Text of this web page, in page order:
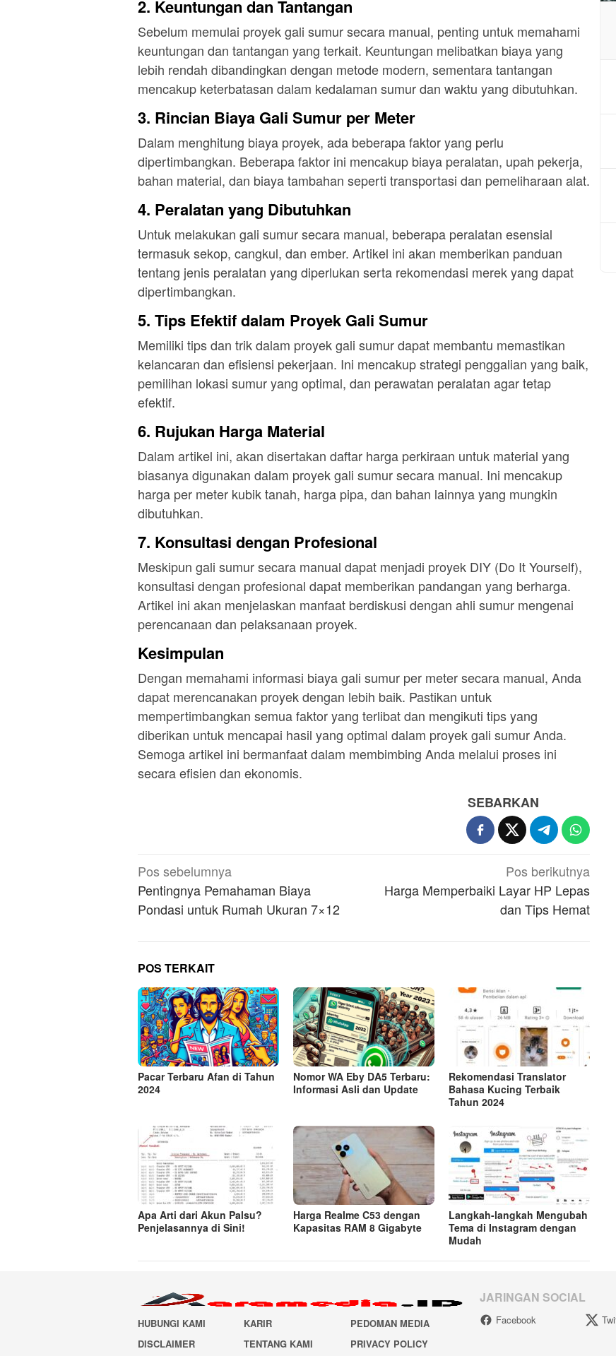
2. Keuntungan dan Tantangan
Sebelum memulai proyek gali sumur secara manual, penting untuk memahami
keuntungan dan tantangan yang terkait. Keuntungan melibatkan biaya yang
lebih rendah dibandingkan dengan metode modern, sementara tantangan
mencakup keterbatasan dalam kedalaman sumur dan waktu yang dibutuhkan.
3. Rincian Biaya Gali Sumur per Meter
Dalam menghitung biaya proyek, ada beberapa faktor yang perlu
dipertimbangkan. Beberapa faktor ini mencakup biaya peralatan, upah pekerja,
bahan material, dan biaya tambahan seperti transportasi dan pemeliharaan alat.
4. Peralatan yang Dibutuhkan
Untuk melakukan gali sumur secara manual, beberapa peralatan esensial
termasuk sekop, cangkul, dan ember. Artikel ini akan memberikan panduan
tentang jenis peralatan yang diperlukan serta rekomendasi merek yang dapat
dipertimbangkan.
5. Tips Efektif dalam Proyek Gali Sumur
Memiliki tips dan trik dalam proyek gali sumur dapat membantu memastikan
kelancaran dan efisiensi pekerjaan. Ini mencakup strategi penggalian yang baik,
pemilihan lokasi sumur yang optimal, dan perawatan peralatan agar tetap
efektif.
6. Rujukan Harga Material
Dalam artikel ini, akan disertakan daftar harga perkiraan untuk material yang
biasanya digunakan dalam proyek gali sumur secara manual. Ini mencakup
harga per meter kubik tanah, harga pipa, dan bahan lainnya yang mungkin
dibutuhkan.
7. Konsultasi dengan Profesional
Meskipun gali sumur secara manual dapat menjadi proyek DIY (Do It Yourself),
konsultasi dengan profesional dapat memberikan pandangan yang berharga.
Artikel ini akan menjelaskan manfaat berdiskusi dengan ahli sumur mengenai
perencanaan dan pelaksanaan proyek.
Kesimpulan
Dengan memahami informasi biaya gali sumur per meter secara manual, Anda
dapat merencanakan proyek dengan lebih baik. Pastikan untuk
mempertimbangkan semua faktor yang terlibat dan mengikuti tips yang
diberikan untuk mencapai hasil yang optimal dalam proyek gali sumur Anda.
Semoga artikel ini bermanfaat dalam membimbing Anda melalui proses ini
secara efisien dan ekonomis.
SEBARKAN
Navigasi
pos
Pos sebelumnya
Pentingnya Pemahaman Biaya
Pondasi untuk Rumah Ukuran 7×12
Pos berikutnya
Harga Memperbaiki Layar HP Lepas
dan Tips Hemat
POS TERKAIT
Pacar Terbaru Afan di Tahun
2024
Nomor WA Eby DA5 Terbaru:
Informasi Asli dan Update
Rekomendasi Translator
Bahasa Kucing Terbaik
Tahun 2024
Apa Arti dari Akun Palsu?
Penjelasannya di Sini!
Harga Realme C53 dengan
Kapasitas RAM 8 Gigabyte
Langkah-langkah Mengubah
Tema di Instagram dengan
Mudah
HUBUNGI KAMI KARIR
PEDOMAN MEDIA
DISCLAIMER
TENTANG KAMI PRIVACY POLICY
JARINGAN SOCIAL
Facebook